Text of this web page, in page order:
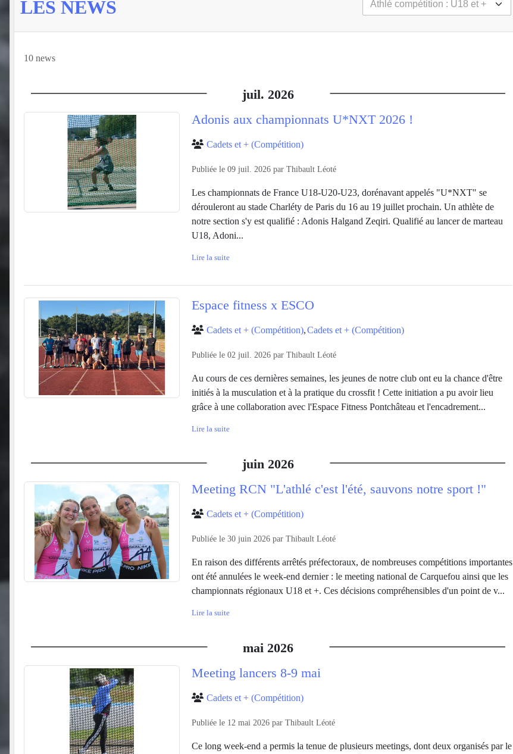
LES NEWS
10 news
juil. 2026
Adonis aux championnats U*NXT 2026 !
Cadets et + (Compétition)
Publiée le 09 juil. 2026par Thibault Léoté
Les championnats de France U18-U20-U23, dorénavant appelés "U*NXT" se
dérouleront au stade Charléty de Paris du 16 au 19 juillet prochain. Un athlète de
notre section s'y est qualifié : Adonis Halgand Zeqiri. Qualifié au lancer de marteau
U18, Adoni...
Lire la suite
Espace fitness x ESCO
Cadets et + (Compétition) Cadets et + (Compétition)
Publiée le 02 juil. 2026par Thibault Léoté
Au cours de ces dernières semaines, les jeunes de notre club ont eu la chance d'être
initiés à la musculation et à la pratique du crossfit ! Cette initiation a pu avoir lieu
grâce à une collaboration avec l'Espace Fitness Pontchâteau et l'encadrement...
Lire la suite
juin 2026
Meeting RCN "L'athlé c'est l'été, sauvons notre sport !"
Cadets et + (Compétition)
Publiée le 30 juin 2026par Thibault Léoté
En raison des différents arrêtés préfectoraux, de nombreuses compétitions importantes
ont été annulées le week-end dernier : le meeting national de Carquefou ainsi que les
championnats régionaux U18 et +. Ces décisions compréhensibles d'un point de v...
Lire la suite
mai 2026
Meeting lancers 8-9 mai
Cadets et + (Compétition)
Publiée le 12 mai 2026par Thibault Léoté
Ce long week-end a permis la tenue de plusieurs meetings, dont deux organisés par le